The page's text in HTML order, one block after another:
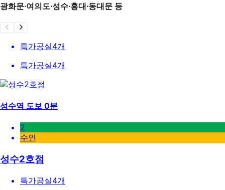
광화문∙여의도∙성수∙홍대∙동대문 등
특가공실4개
특가공실4개
성수역 도보 0분
2
수인
성수2호점
특가공실4개